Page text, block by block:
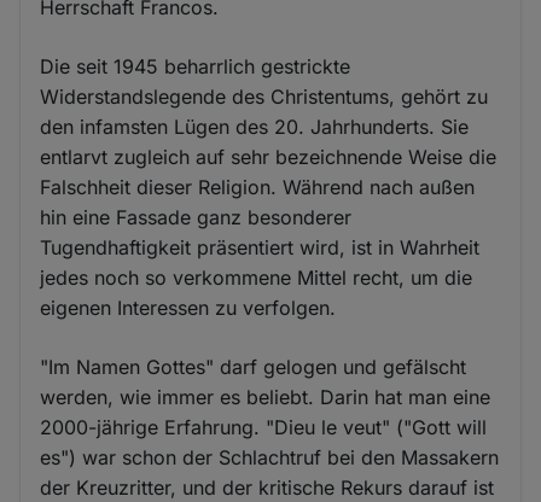
Herrschaft Francos.
Die seit 1945 beharrlich gestrickte
Widerstandslegende des Christentums, gehört zu
den infamsten Lügen des 20. Jahrhunderts. Sie
entlarvt zugleich auf sehr bezeichnende Weise die
Falschheit dieser Religion. Während nach außen
hin eine Fassade ganz besonderer
Tugendhaftigkeit präsentiert wird, ist in Wahrheit
jedes noch so verkommene Mittel recht, um die
eigenen Interessen zu verfolgen.
"Im Namen Gottes" darf gelogen und gefälscht
werden, wie immer es beliebt. Darin hat man eine
2000-jährige Erfahrung. "Dieu le veut" ("Gott will
es") war schon der Schlachtruf bei den Massakern
der Kreuzritter, und der kritische Rekurs darauf ist